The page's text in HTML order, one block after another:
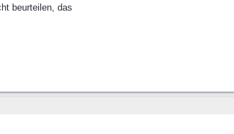
beurteilen, das